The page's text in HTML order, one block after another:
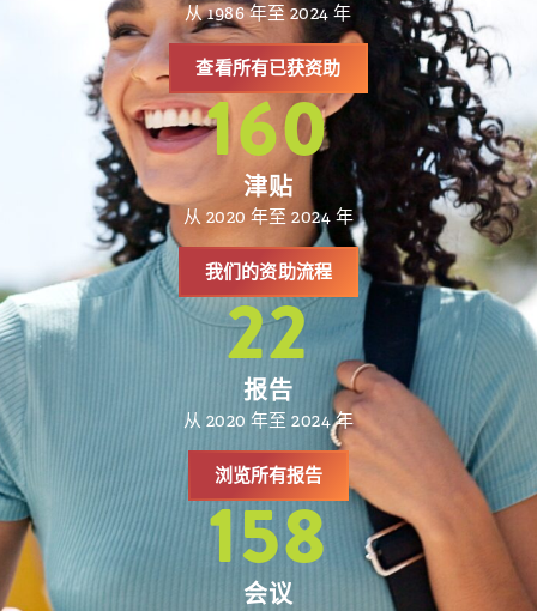
从 1986 年至 2024 年
查看所有已获资助
160
津贴
从 2020 年至 2024 年
我们的资助流程
22
报告
从 2020 年至 2024 年
浏览所有报告
158
会议